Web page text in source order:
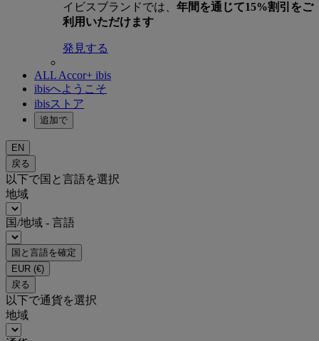
イビスブランドでは、 年間を通じて15%割引をご
利用いただけます
発見する
ALL Accor+ ibis
ibisへようこそ
ibisストア
追加で
EN
戻る
以下で国と言語を選択
地域
国/地域 - 言語
国と言語を確定
EUR (€)
戻る
以下で通貨を選択
地域